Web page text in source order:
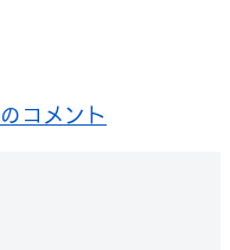
コメント